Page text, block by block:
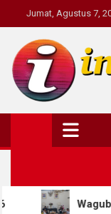
to
content
Jumat, Agustus 7,
Jateng Apresiasi